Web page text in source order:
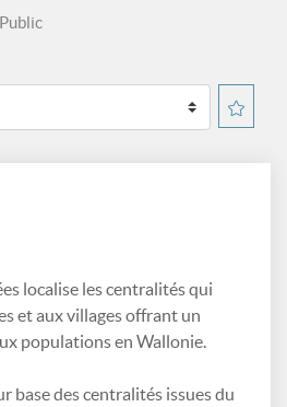
Public
localise les centralités qui
et aux villages offrant un
populations en Wallonie.
base des centralités issues du